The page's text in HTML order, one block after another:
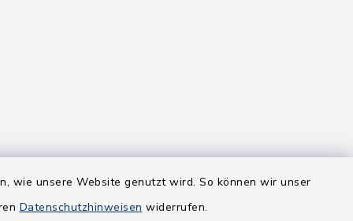
wie unsere Website genutzt wird. So können wir unser
Datenschutzhinweisen widerrufen.